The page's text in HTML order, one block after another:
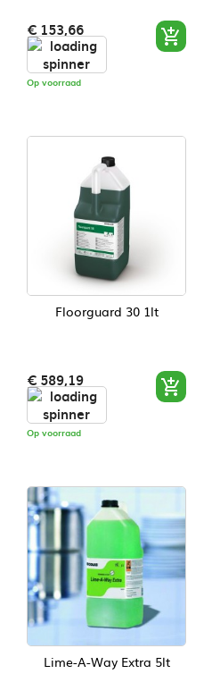
€ 153,66
Op voorraad

Floorguard 30 1lt
€ 589,19
Op voorraad

Lime-A-Way Extra 5lt